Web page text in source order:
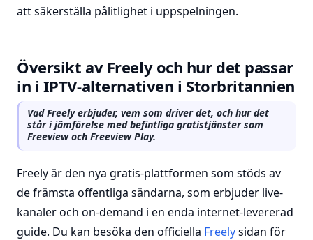
att säkerställa pålitlighet i uppspelningen.
Översikt av Freely och hur det passar
in i IPTV-alternativen i Storbritannien
Vad Freely erbjuder, vem som driver det, och hur det
står i jämförelse med befintliga gratistjänster som
Freeview och Freeview Play.
Freely är den nya gratis-plattformen som stöds av
de främsta offentliga sändarna, som erbjuder live-
kanaler och on-demand i en enda internet-levererad
guide. Du kan besöka den officiella Freelysidan för